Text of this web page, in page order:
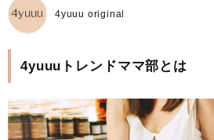
4yuuu original
4yuuuトレンドママ部とは